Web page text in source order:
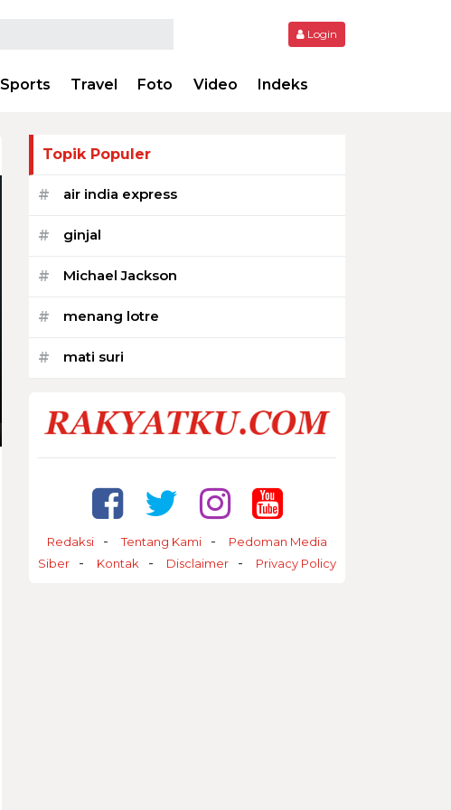
Login
Sports Travel Foto Video Indeks
Topik Populer
# air india express
# ginjal
# Michael Jackson
# menang lotre
# mati suri
Redaksi Tentang Kami
Pedoman Media
Siber
Kontak Disclaimer Privacy Policy